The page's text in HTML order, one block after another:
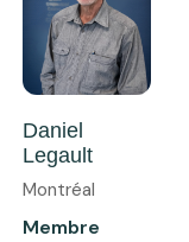
Daniel
Legault
Montréal
Membre